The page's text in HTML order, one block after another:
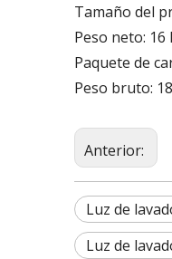
Tamaño del
Peso neto: 16
Paquete de
Peso bruto:
Anterior:
Luz de
Luz de